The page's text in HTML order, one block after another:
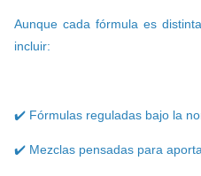
Aunque cada fórmula es
incluir:
✔️ Fórmulas reguladas bajo la
✔️ Mezclas pensadas para